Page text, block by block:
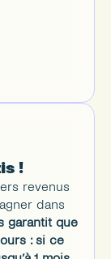
!
revenus
dans
garantit que
: si ce